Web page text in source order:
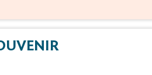
à 11h30,